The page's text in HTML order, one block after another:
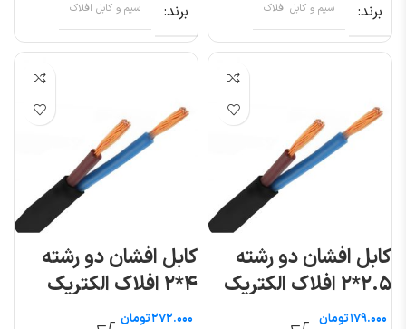
برند سیم و کابل افلاک برند سیم و کابل افلاک
کابل افشان دو رشته
۲.۵*۲ افلاک الکتریک
خراسان (متری)
تومان
کابل افشان دو رشته
۴*۲ افلاک الکتریک
خراسان (متری)
تومان